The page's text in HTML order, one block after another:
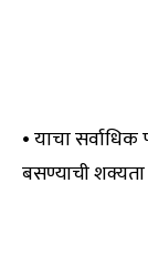
• याचा
बसण्याची शक्यता